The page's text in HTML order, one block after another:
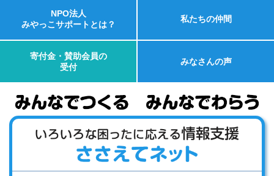
NPO法人
みやっこサポートとは？
私たちの仲間
寄付金・賛助会員の
受付
みなさんの声